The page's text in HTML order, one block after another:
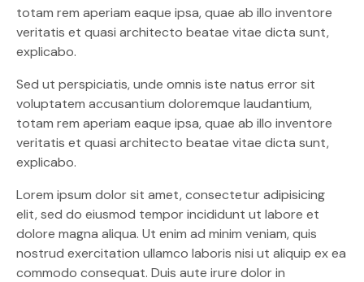
totam rem aperiam eaque ipsa, quae ab illo inventore
veritatis et quasi architecto beatae vitae dicta sunt,
explicabo.
Sed ut perspiciatis, unde omnis iste natus error sit
voluptatem accusantium doloremque laudantium,
totam rem aperiam eaque ipsa, quae ab illo inventore
veritatis et quasi architecto beatae vitae dicta sunt,
explicabo.
Lorem ipsum dolor sit amet, consectetur adipisicing
elit, sed do eiusmod tempor incididunt ut labore et
dolore magna aliqua. Ut enim ad minim veniam, quis
nostrud exercitation ullamco laboris nisi ut aliquip ex ea
commodo consequat. Duis aute irure dolor in